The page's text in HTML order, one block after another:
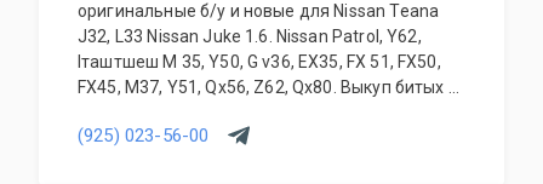
оригинальные б/у и новые для Nissan Teana
J32, L33 Nissan Juke 1.6. Nissan Patrol, Y62,
Iташтшеш M 35, Y50, G v36, EX35, FX 51, FX50,
FX45, M37, Y51, Qx56, Z62, Qx80. Выкуп битых и
запчастей и дополнительного оборудования.
(925) 023-56-00